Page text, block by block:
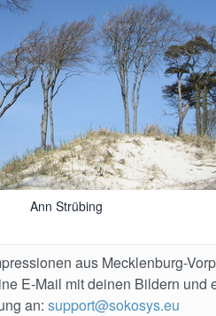
Ann Strübing
aus Mecklenburg-
E-Mail mit deinen Bildern und
an: support@sokosys.eu